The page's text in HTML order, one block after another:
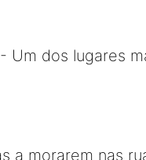
Um dos lugares
a morarem nas